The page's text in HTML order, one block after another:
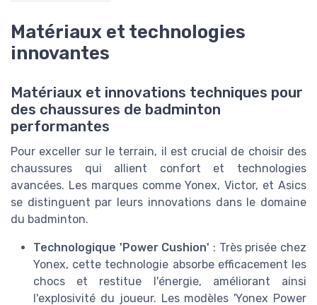
Matériaux et technologies
innovantes
Matériaux et innovations techniques pour
des chaussures de badminton
performantes
Pour exceller sur le terrain, il est crucial de choisir des
chaussures qui allient confort et technologies
avancées. Les marques comme Yonex, Victor, et Asics
se distinguent par leurs innovations dans le domaine
du badminton.
Technologique 'Power Cushion' : Très prisée chez
Yonex, cette technologie absorbe efficacement les
chocs et restitue l'énergie, améliorant ainsi
l'explosivité du joueur. Les modèles 'Yonex Power